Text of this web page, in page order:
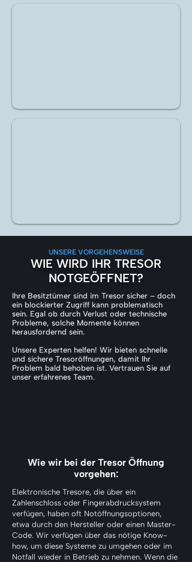
UNSERE VORGEHENSWEISE
WIE WIRD IHR TRESOR
NOTGEÖFFNET?
Ihre Besitztümer sind im Tresor sicher – doch
ein blockierter Zugriff kann problematisch
sein. Egal ob durch Verlust oder technische
Probleme, solche Momente können
herausfordernd sein.
Unsere Experten helfen! Wir bieten schnelle
und sichere Tresoröffnungen, damit Ihr
Problem bald behoben ist. Vertrauen Sie auf
unser erfahrenes Team.
Wie wir bei der Tresor Öffnung
vorgehen:
Elektronische Tresore, die über ein
Zahlenschloss oder Fingerabdrucksystem
verfügen, haben oft Notöffnungsoptionen,
etwa durch den Hersteller oder einen Master-
Code. Wir verfügen über das nötige Know-
how, um diese Systeme zu umgehen oder im
Notfall wieder in Betrieb zu nehmen. Wenn die